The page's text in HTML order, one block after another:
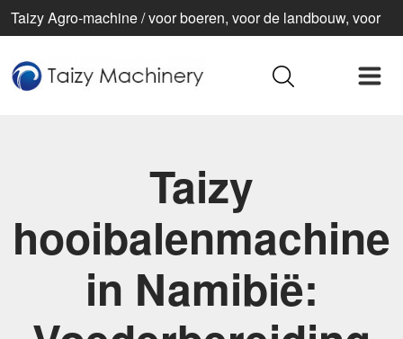
Taizy Agro-machine / voor boeren, voor de landbouw, voor
Taizy
hooibalenmachine
in Namibië: